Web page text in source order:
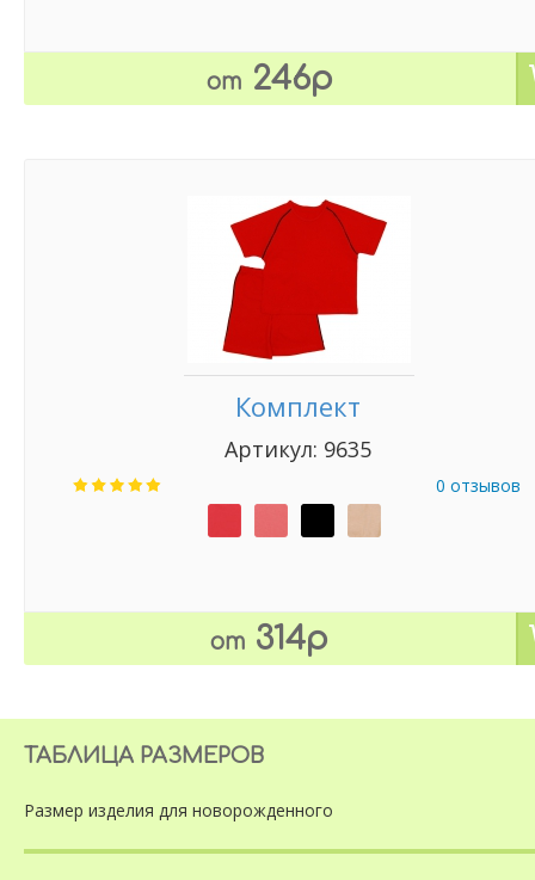
от 246р
Комплект
Артикул: 9635
0 отзывов
от 314р
ТАБЛИЦА РАЗМЕРОВ
Размер изделия для новорожденного